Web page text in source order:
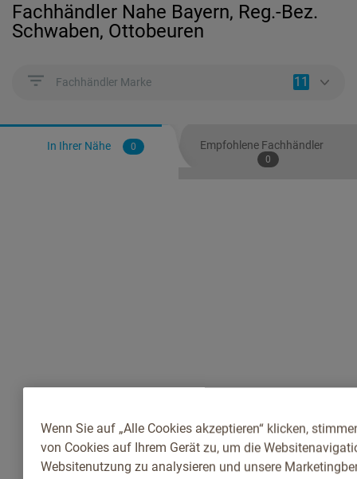
Fachhändler Nahe Bayern, Reg.-Bez.
Schwaben, Ottobeuren
Fachhändler Marke 11
In Ihrer Nähe 0 Empfohlene Fachhändler
0
Wenn Sie auf „Alle Cookies akzeptieren“ klicken,
von Cookies auf Ihrem Gerät zu, um die
Websitenutzung zu analysieren und unsere